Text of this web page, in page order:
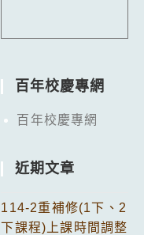
百年校慶專網
百年校慶專網
近期文章
114-2重補修(1下、2
下課程)上課時間調整